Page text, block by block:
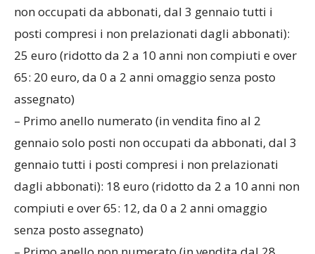
non occupati da abbonati, dal 3 gennaio tutti i
posti compresi i non prelazionati dagli abbonati):
25 euro (ridotto da 2 a 10 anni non compiuti e over
65: 20 euro, da 0 a 2 anni omaggio senza posto
assegnato)
– Primo anello numerato (in vendita fino al 2
gennaio solo posti non occupati da abbonati, dal 3
gennaio tutti i posti compresi i non prelazionati
dagli abbonati): 18 euro (ridotto da 2 a 10 anni non
compiuti e over 65: 12, da 0 a 2 anni omaggio
senza posto assegnato)